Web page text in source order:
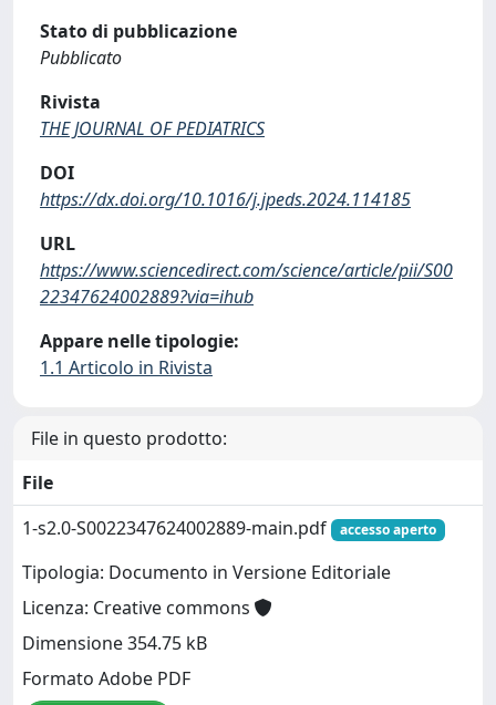
Stato di pubblicazione
Pubblicato
Rivista
THE JOURNAL OF PEDIATRICS
DOI
https://dx.doi.org/10.1016/j.jpeds.2024.114185
URL
https://www.sciencedirect.com/science/article/pii/S00
22347624002889?via=ihub
Appare nelle tipologie:
1.1 Articolo in Rivista
File in questo prodotto:
File
1-s2.0-S0022347624002889-main.pdf
accesso aperto
Tipologia: Documento in Versione Editoriale
Licenza: Creative commons
Dimensione 354.75 kB
Formato Adobe PDF